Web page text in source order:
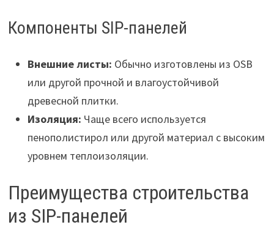
Компоненты SIP-панелей
Внешние листы: Обычно изготовлены из OSB
или другой прочной и влагоустойчивой
древесной плитки.
Изоляция: Чаще всего используется
пенополистирол или другой материал с высоким
уровнем теплоизоляции.
Преимущества строительства
из SIP-панелей